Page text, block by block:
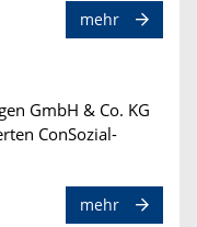
mehr
GmbH & Co. KG
ConSozial-
mehr